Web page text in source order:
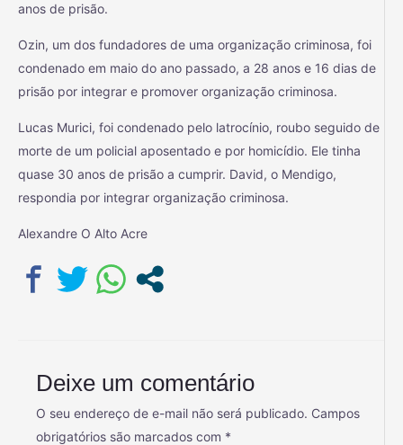
anos de prisão.
Ozin, um dos fundadores de uma organização criminosa, foi
condenado em maio do ano passado, a 28 anos e 16 dias de
prisão por integrar e promover organização criminosa.
Lucas Murici, foi condenado pelo latrocínio, roubo seguido de
morte de um policial aposentado e por homicídio. Ele tinha
quase 30 anos de prisão a cumprir. David, o Mendigo,
respondia por integrar organização criminosa.
Alexandre O Alto Acre
Deixe um comentário
O seu endereço de e-mail não será publicado. Campos
obrigatórios são marcados com *